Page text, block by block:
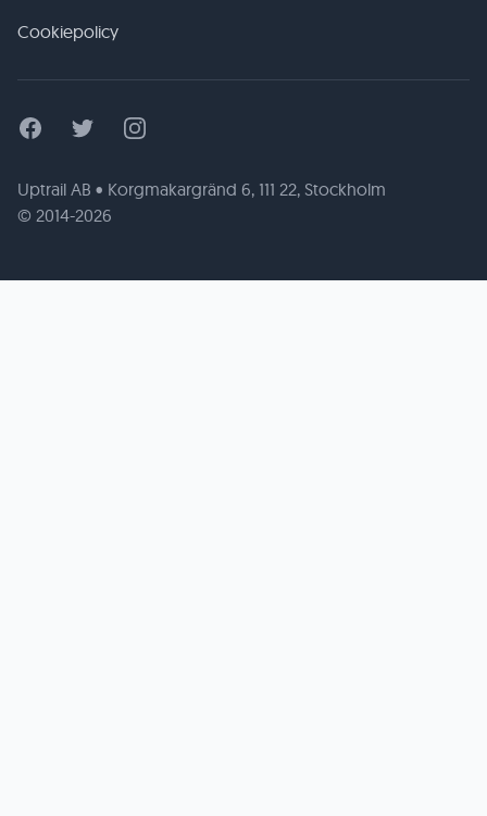
Cookiepolicy
FacebookTwitter Instagram
Uptrail AB • Korgmakargränd 6, 111 22, Stockholm
© 2014-2026